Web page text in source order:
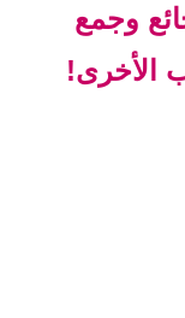
وجمع
الأخرى!